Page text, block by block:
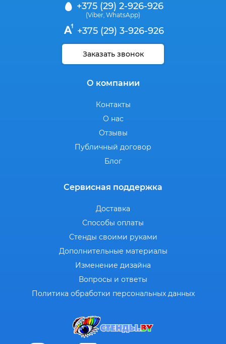
+375 (29) 2-926-926
(Viber WhatsApp)
+375 (29) 3-926-926
Заказать звонок
О компании
Контакты
О нас
Отзывы
Публичный договор
Блог
Сервисная поддержка
Доставка
Способы оплаты
Стенды своими руками
Дополнительные материалы
Изменение дизайна
Вопросы и ответы
Политика обработки персональных данных